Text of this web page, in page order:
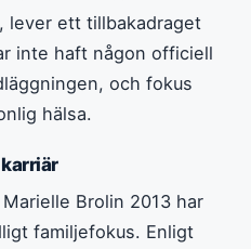
lever ett tillbakadraget
inte haft någon officiell
och fokus
hälsa.
Brolin 2013 har
familjefokus. Enligt